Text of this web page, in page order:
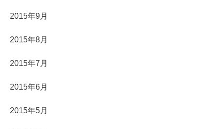
2015年9月
2015年8月
2015年7月
2015年6月
2015年5月